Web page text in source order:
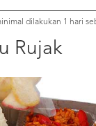
dilakukan 1 hari
Rujak